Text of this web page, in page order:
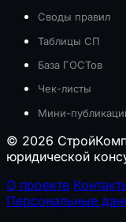
Своды правил
Таблицы СП
База ГОСТов
Чек-листы
Мини-
© 2026
юридической
О проекте
Персональные